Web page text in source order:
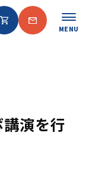
MENU
講演を行